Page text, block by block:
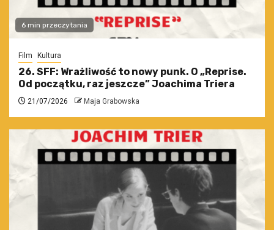
6 min przeczytania
Film Kultura
26. SFF: Wrażliwość to nowy punk. O „Reprise.
Od początku, raz jeszcze” Joachima Triera
21/07/2026 Maja Grabowska